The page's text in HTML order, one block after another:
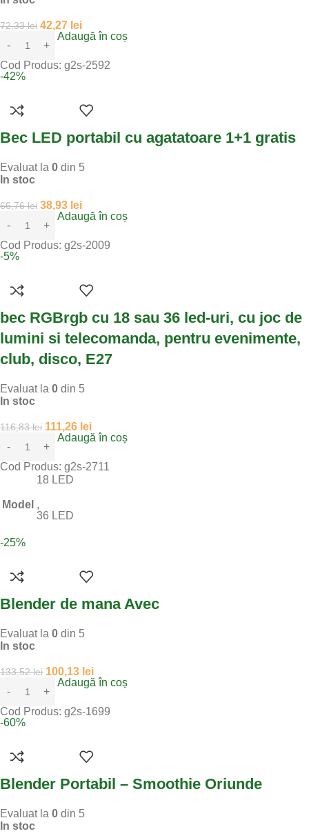
72,33lei 42,27 lei
Adaugă în coș
Cod Produs: g2s-2592
-42%
Bec LED portabil cu agatatoare 1+1 gratis
Evaluat la 0 din 5
In stoc
66,76lei 38,93 lei
Adaugă în coș
Cod Produs: g2s-2009
-5%
bec RGBrgb cu 18 sau 36 led-uri, cu joc de
lumini si telecomanda, pentru evenimente,
club, disco, E27
Evaluat la 0 din 5
In stoc
116,83lei 111,26 lei
Adaugă în coș
Cod Produs: g2s-2711
Model
18 LED
,
36 LED
-25%
Blender de mana Avec
Evaluat la 0 din 5
In stoc
133,52lei 100,13 lei
Adaugă în coș
Cod Produs: g2s-1699
-60%
Blender Portabil – Smoothie Oriunde
Evaluat la 0 din 5
In stoc